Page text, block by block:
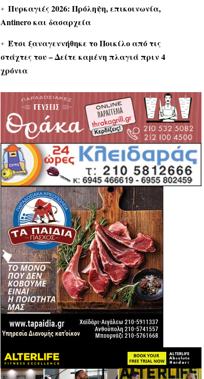
Πυρκαγιές 2026: Πρόληψη, επικοινωνία,
Antinero και δασαρχεία
Έτσι ξαναγεννήθηκε το Ποικίλο από τις
στάχτες του – Δείτε καμένη πλαγιά πριν 4
χρόνια